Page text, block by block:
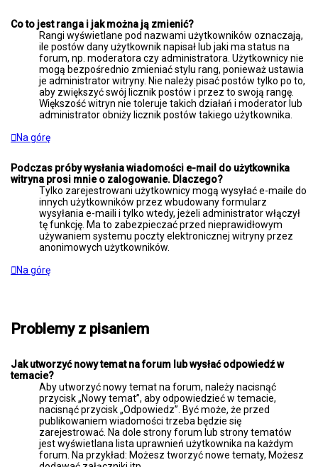
Co to jest ranga i jak można ją zmienić?
Rangi wyświetlane pod nazwami użytkowników oznaczają,
ile postów dany użytkownik napisał lub jaki ma status na
forum, np. moderatora czy administratora. Użytkownicy nie
mogą bezpośrednio zmieniać stylu rang, ponieważ ustawia
je administrator witryny. Nie należy pisać postów tylko po to,
aby zwiększyć swój licznik postów i przez to swoją rangę.
Większość witryn nie toleruje takich działań i moderator lub
administrator obniży licznik postów takiego użytkownika.
Na górę
Podczas próby wysłania wiadomości e-mail do użytkownika
witryna prosi mnie o zalogowanie. Dlaczego?
Tylko zarejestrowani użytkownicy mogą wysyłać e-maile do
innych użytkowników przez wbudowany formularz
wysyłania e-maili i tylko wtedy, jeżeli administrator włączył
tę funkcję. Ma to zabezpieczać przed nieprawidłowym
używaniem systemu poczty elektronicznej witryny przez
anonimowych użytkowników.
Na górę
Problemy z pisaniem
Jak utworzyć nowy temat na forum lub wysłać odpowiedź w
temacie?
Aby utworzyć nowy temat na forum, należy nacisnąć
przycisk „Nowy temat”, aby odpowiedzieć w temacie,
nacisnąć przycisk „Odpowiedz”. Być może, że przed
publikowaniem wiadomości trzeba będzie się
zarejestrować. Na dole strony forum lub strony tematów
jest wyświetlana lista uprawnień użytkownika na każdym
forum. Na przykład: Możesz tworzyć nowe tematy, Możesz